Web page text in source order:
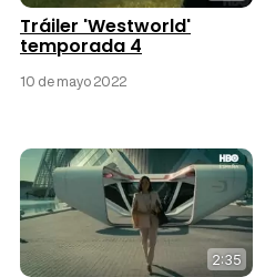
Tráiler 'Westworld'
temporada 4
10 de mayo 2022
2:35